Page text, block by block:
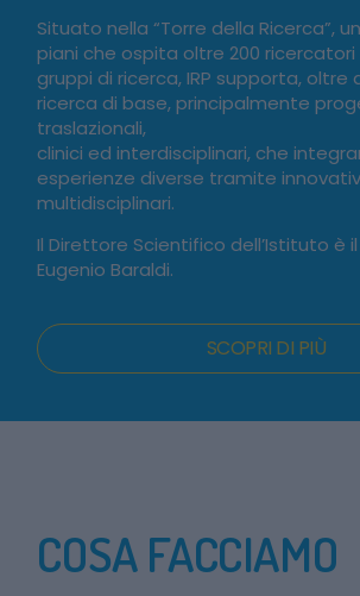
Situato nella “Torre della Ricerca”,
piani che ospita oltre 200
gruppi di ricerca, IRP supporta,
ricerca di base, principalmente
traslazionali,
clinici ed interdisciplinari, che
esperienze diverse tramite
multidisciplinari.
Il Direttore Scientifico dell’Istituto è
Eugenio Baraldi.
SCOPRI DI PIÙ
COSA FACCIAMO